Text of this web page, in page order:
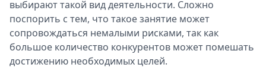
Афиша
Книги
Выставки
Пресс-
выбирают такой вид деятельности. Сложно
поспорить с тем, что такое занятие может
сопровождаться немалыми рисками, так как
большое количество конкурентов может помешать
достижению необходимых целей.